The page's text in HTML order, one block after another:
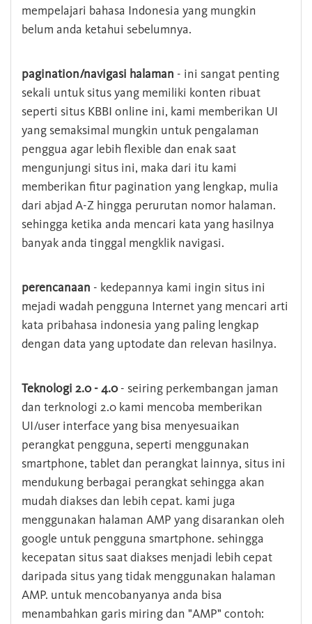
mempelajari bahasa Indonesia yang mungkin
belum anda ketahui sebelumnya.
pagination/navigasi halaman - ini sangat penting
sekali untuk situs yang memiliki konten ribuat
seperti situs KBBI online ini, kami memberikan UI
yang semaksimal mungkin untuk pengalaman
penggua agar lebih flexible dan enak saat
mengunjungi situs ini, maka dari itu kami
memberikan fitur pagination yang lengkap, mulia
dari abjad A-Z hingga perurutan nomor halaman.
sehingga ketika anda mencari kata yang hasilnya
banyak anda tinggal mengklik navigasi.
perencanaan - kedepannya kami ingin situs ini
mejadi wadah pengguna Internet yang mencari arti
kata pribahasa indonesia yang paling lengkap
dengan data yang uptodate dan relevan hasilnya.
Teknologi 2.0 - 4.0- seiring perkembangan jaman
dan terknologi 2.0 kami mencoba memberikan
UI/user interface yang bisa menyesuaikan
perangkat pengguna, seperti menggunakan
smartphone, tablet dan perangkat lainnya, situs ini
mendukung berbagai perangkat sehingga akan
mudah diakses dan lebih cepat. kami juga
menggunakan halaman AMP yang disarankan oleh
google untuk pengguna smartphone. sehingga
kecepatan situs saat diakses menjadi lebih cepat
daripada situs yang tidak menggunakan halaman
AMP. untuk mencobanyanya anda bisa
menambahkan garis miring dan "AMP" contoh: